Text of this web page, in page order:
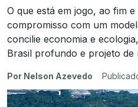
O que está em jogo, ao fim
compromisso com um
concilie economia e
Brasil profundo e projeto de
Por Nelson Azevedo